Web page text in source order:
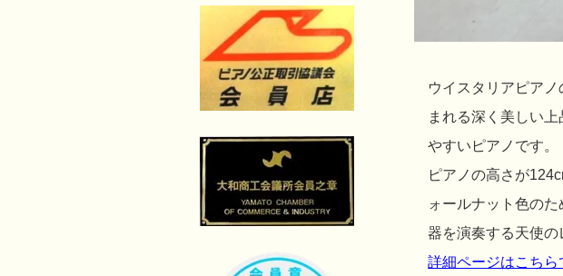
ウイスタリアピア
まれる深く美しい
やすいピアノです。
ピアノの高さが
ォールナット色の
器を演奏する天使の
詳細ページはこちら